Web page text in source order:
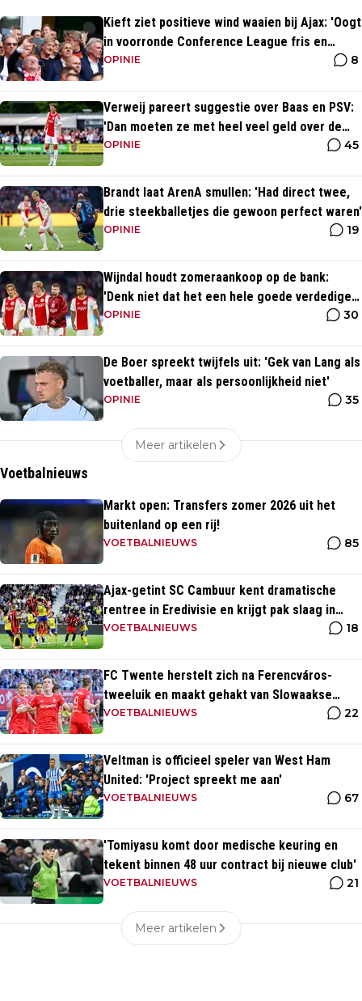
Kieft ziet positieve wind waaien bij Ajax: 'Oogt
in voorronde Conference League fris en
energiek'
OPINIE 8
Verweij pareert suggestie over Baas en PSV:
'Dan moeten ze met heel veel geld over de
brug komen'
OPINIE 45
Brandt laat ArenA smullen: 'Had direct twee,
drie steekballetjes die gewoon perfect waren'
OPINIE 19
Wijndal houdt zomeraankoop op de bank:
'Denk niet dat het een hele goede verdediger
is'
OPINIE 30
De Boer spreekt twijfels uit: 'Gek van Lang als
voetballer, maar als persoonlijkheid niet'
OPINIE 35
Meer artikelen
Voetbalnieuws
Markt open: Transfers zomer 2026 uit het
buitenland op een rij!
VOETBALNIEUWS 85
Ajax-getint SC Cambuur kent dramatische
rentree in Eredivisie en krijgt pak slaag in
eigen huis
VOETBALNIEUWS 18
FC Twente herstelt zich na Ferencváros-
tweeluik en maakt gehakt van Slowaakse
opponent
VOETBALNIEUWS 22
Veltman is officieel speler van West Ham
United: 'Project spreekt me aan'
VOETBALNIEUWS 67
'Tomiyasu komt door medische keuring en
tekent binnen 48 uur contract bij nieuwe club'
VOETBALNIEUWS 21
Meer artikelen